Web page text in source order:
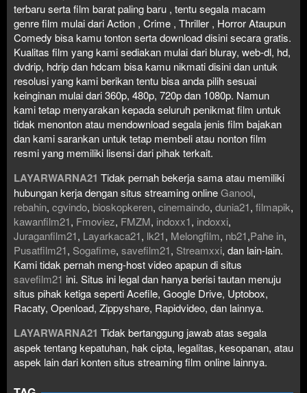
terbaru serta film barat paling baru , tentu segala macam
genre film mulai dari Action , Crime , Thriller , Horror Ataupun
Comedy bisa kamu tonton serta download disini secara gratis.
Kualitas film yang kami sediakan mulai dari bluray, web-dl, hd,
dvdrip, hdrip dan hdcam bisa kamu nikmati disini dan untuk
resolusi yang kami berikan tentu bisa anda pilih sesuai
keinginan mulai dari 360p, 480p, 720p dan 1080p. Namun
kami tetap menyarakan kepada seluruh penikmat film untuk
tidak menonton atau mendownload segala jenis film bajakan
dan kami sarankan untuk tetap membeli atau nonton film
resmi yang memiliki lisensi dari pihak terkait.
LAYARWARNA21 Tidak pernah bekerja sama atau memiliki
hubungan kerja dengan situs streaming onlineGanool,
rebahin, cgvindo, bioskopkeren, cinemaindo, dunia21, filmapik,
kawanfilm21, Fmoviez, FMZM, indoxx1, indoxxi,
Juraganfilm21, Layarkaca21, lk21, Melongfilm, nb21,Pahe in,
Pusatfilm21, Sogafime, savefilm21, Streamxxi, dan lain-lain.
Kami tidak pernah meng-host video apapun di situs
savefilm21 ini. Situs ini legal dan hanya berisi tautan menuju
situs pihak ketiga seperti Acefile, Google Drive, Uptobox,
Racaty, Openload, Zippyshare, Rapidvideo, dan lainnya.
LAYARWARNA21 Tidak bertanggung jawab atas segala
aspek tentang kepatuhan, hak cipta, legalitas, kesopanan, atau
aspek lain dari konten situs streaming film online lainnya.